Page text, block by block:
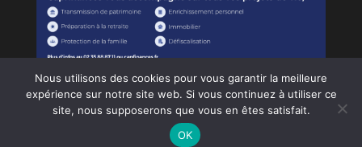
Tous droits réservés - Copyright © SAMU's Events
Nous utilisons des cookies pour vous garantir la meilleure
expérience sur notre site web. Si vous continuez à utiliser ce
site, nous supposerons que vous en êtes satisfait.
OK